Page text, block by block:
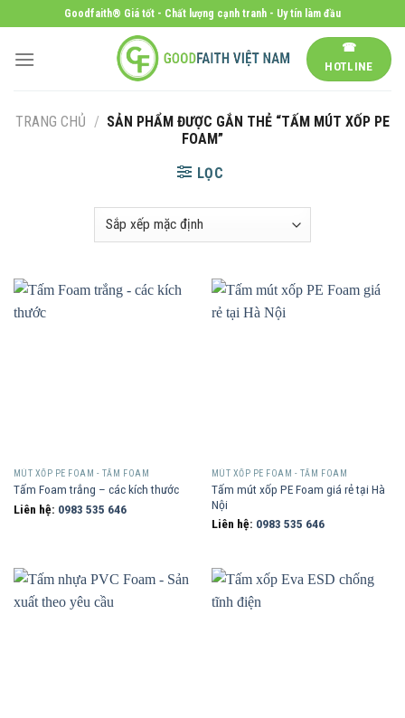
to
content
Goodfaith® Giá tốt - Chất lượng cạnh tranh - Uy tín làm đầu
☎
HOTLINE
TRANG CHỦ / SẢN PHẨM ĐƯỢC GẮN THẺ “TẤM MÚT XỐP PE
FOAM”
LỌC
MÚT XỐP PE FOAM - TẤM FOAM
Tấm Foam trắng – các kích thước
Liên hệ: 0983 535 646
MÚT XỐP PE FOAM - TẤM FOAM
Tấm mút xốp PE Foam giá rẻ tại Hà
Nội
Liên hệ: 0983 535 646